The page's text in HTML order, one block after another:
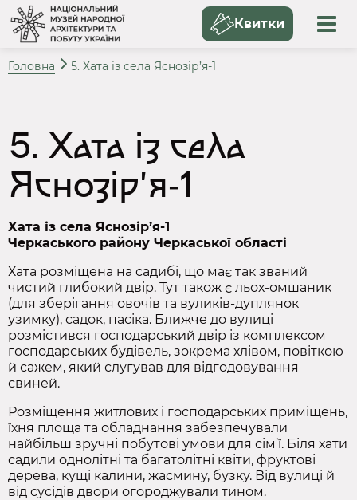
Квитки
Головна 5. Хата із села Яснозір’я‑1
5. Хата із села
Яснозір’я‑1
Хата із села Яснозір’я‑1
Черкаського району Черкаської області
Хата розміщена на садибі, що має так званий
чистий глибокий двір. Тут також є льох‑омшаник
(для зберігання овочів та вуликів‑дуплянок
узимку), садок, пасіка. Ближче до вулиці
розмістився господарський двір із комплексом
господарських будівель, зокрема хлівом, повіткою
й сажем, який слугував для відгодовування
свиней.
Розміщення житлових і господарських приміщень,
їхня площа та обладнання забезпечували
найбільш зручні побутові умови для сім’ї. Біля хати
садили однолітні та багатолітні квіти, фруктові
дерева, кущі калини, жасмину, бузку. Від вулиці й
від сусідів двори огороджували тином.